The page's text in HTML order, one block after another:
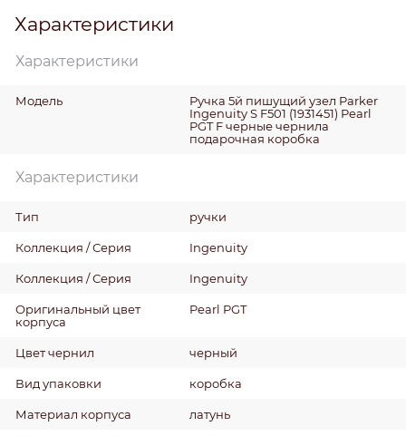
Характеристики
Характеристики
Модель
Ручка 5й пишущий узел Parker
Ingenuity S F501 (1931451) Pearl
PGT F черные чернила
подарочная коробка
Характеристики
Тип ручки
Коллекция / Серия Ingenuity
Коллекция / Серия Ingenuity
Оригинальный цвет
корпуса
Pearl PGT
Цвет чернил черный
Вид упаковки коробка
Материал корпуса латунь